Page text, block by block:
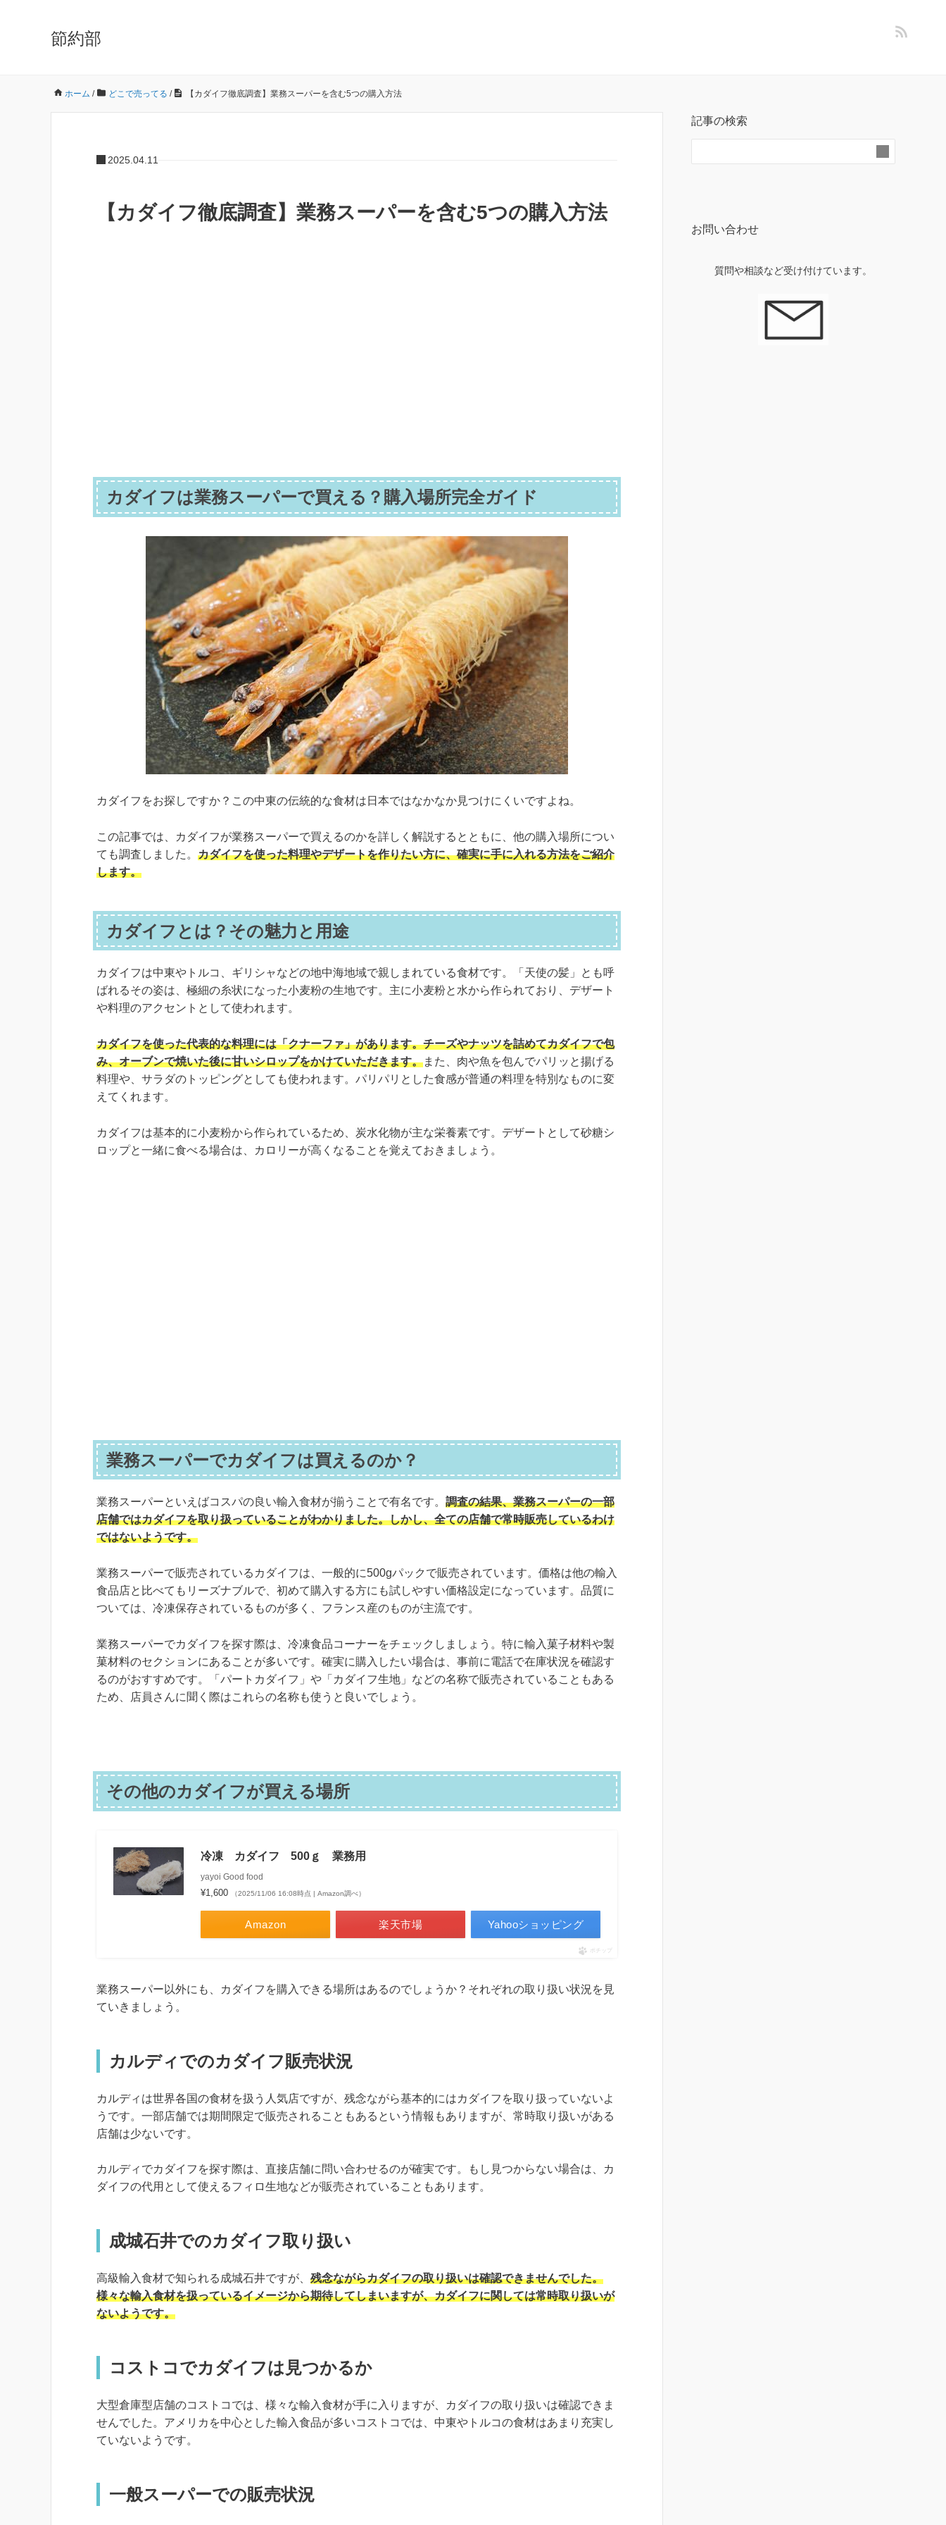
節約部
ホーム / どこで売ってる / 【カダイフ徹底調査】業務スーパーを含む5つの購入方法
2025.04.11
【カダイフ徹底調査】業務スーパーを含む5つの購入方法
カダイフは業務スーパーで買える？購入場所完全ガイド
カダイフをお探しですか？この中東の伝統的な食材は日本ではなかなか見つけにくいですよね。
この記事では、カダイフが業務スーパーで買えるのかを詳しく解説するとともに、他の購入場所につい
ても調査しました。 カダイフを使った料理やデザートを作りたい方に、確実に手に入れる方法をご紹介
します。
カダイフとは？その魅力と用途
カダイフは中東やトルコ、ギリシャなどの地中海地域で親しまれている食材です。「天使の髪」とも呼
ばれるその姿は、極細の糸状になった小麦粉の生地です。主に小麦粉と水から作られており、デザート
や料理のアクセントとして使われます。
カダイフを使った代表的な料理には「クナーファ」があります。チーズやナッツを詰めてカダイフで包
み、オーブンで焼いた後に甘いシロップをかけていただきます。また、肉や魚を包んでパリッと揚げる
料理や、サラダのトッピングとしても使われます。パリパリとした食感が普通の料理を特別なものに変
えてくれます。
カダイフは基本的に小麦粉から作られているため、炭水化物が主な栄養素です。デザートとして砂糖シ
ロップと一緒に食べる場合は、カロリーが高くなることを覚えておきましょう。
業務スーパーでカダイフは買えるのか？
業務スーパーといえばコスパの良い輸入食材が揃うことで有名です。 調査の結果、業務スーパーの一部
店舗ではカダイフを取り扱っていることがわかりました。しかし、全ての店舗で常時販売しているわけ
ではないようです。
業務スーパーで販売されているカダイフは、一般的に500gパックで販売されています。価格は他の輸入
食品店と比べてもリーズナブルで、初めて購入する方にも試しやすい価格設定になっています。品質に
ついては、冷凍保存されているものが多く、フランス産のものが主流です。
業務スーパーでカダイフを探す際は、冷凍食品コーナーをチェックしましょう。特に輸入菓子材料や製
菓材料のセクションにあることが多いです。確実に購入したい場合は、事前に電話で在庫状況を確認す
るのがおすすめです。「パートカダイフ」や「カダイフ生地」などの名称で販売されていることもある
ため、店員さんに聞く際はこれらの名称も使うと良いでしょう。
その他のカダイフが買える場所
冷凍 カダイフ 500ｇ 業務用
yayoi Good food
¥1,600 （2025/11/06 16:08時点 | Amazon調べ）
Amazon 楽天市場 Yahooショッピング
ポチップ
業務スーパー以外にも、カダイフを購入できる場所はあるのでしょうか？それぞれの取り扱い状況を見
ていきましょう。
カルディでのカダイフ販売状況
カルディは世界各国の食材を扱う人気店ですが、残念ながら基本的にはカダイフを取り扱っていないよ
うです。一部店舗では期間限定で販売されることもあるという情報もありますが、常時取り扱いがある
店舗は少ないです。
カルディでカダイフを探す際は、直接店舗に問い合わせるのが確実です。もし見つからない場合は、カ
ダイフの代用として使えるフィロ生地などが販売されていることもあります。
成城石井でのカダイフ取り扱い
高級輸入食材で知られる成城石井ですが、 残念ながらカダイフの取り扱いは確認できませんでした。
様々な輸入食材を扱っているイメージから期待してしまいますが、カダイフに関しては常時取り扱いが
ないようです。
コストコでカダイフは見つかるか
大型倉庫型店舗のコストコでは、様々な輸入食材が手に入りますが、カダイフの取り扱いは確認できま
せんでした。アメリカを中心とした輸入食品が多いコストコでは、中東やトルコの食材はあまり充実し
ていないようです。
一般スーパーでの販売状況
記事の検索
お問い合わせ
質問や相談など受け付けています。